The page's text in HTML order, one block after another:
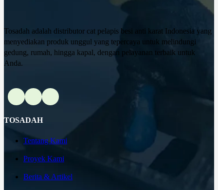
Tosadah adalah distributor cat pelapis besi anti karat Indonesia yang
menyediakan produk unggul yang tepercaya untuk melindungi
gedung, rumah, hingga kapal, dengan pelayanan terbaik untuk
Anda.
TOSADAH
Tentang Kami
Proyek Kami
Berita & Artikel